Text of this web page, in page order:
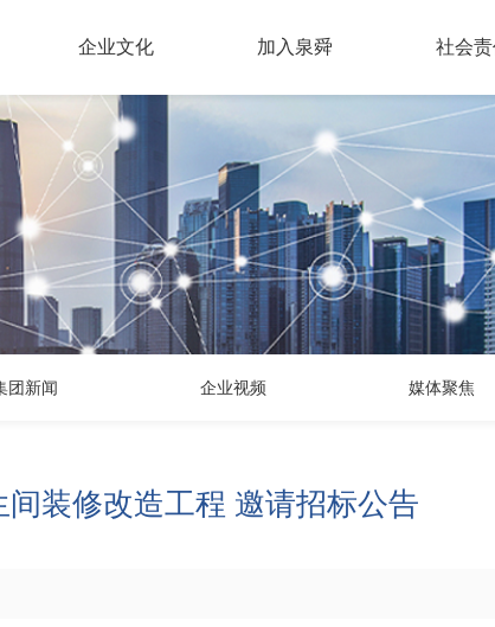
企业文化 加入泉舜 社会
团新闻 企业视频 媒体聚焦
装修改造工程 邀请招标公告